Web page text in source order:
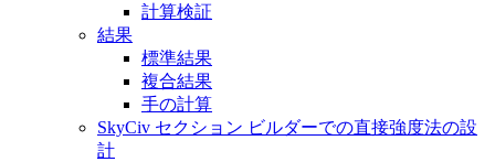
計算検証
結果
標準結果
複合結果
手の計算
SkyCiv セクション ビルダーでの直接強度法の設
計